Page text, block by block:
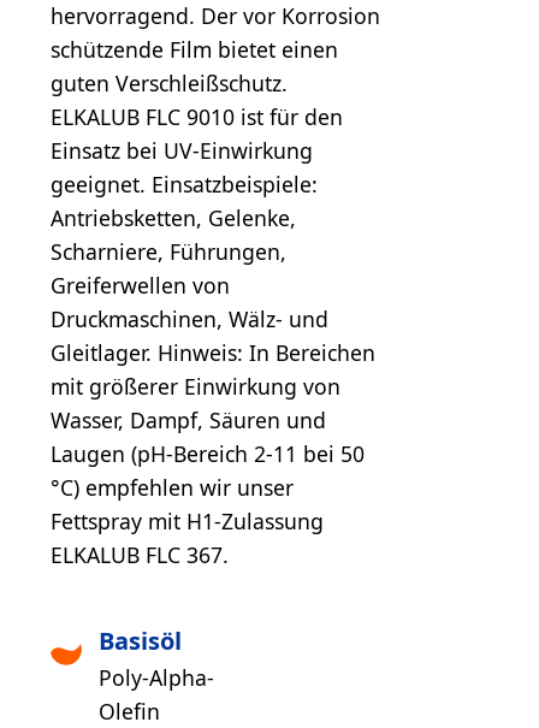
hervorragend. Der vor Korrosion
schützende Film bietet einen
guten Verschleißschutz.
ELKALUB FLC 9010 ist für den
Einsatz bei UV-Einwirkung
geeignet. Einsatzbeispiele:
Antriebsketten, Gelenke,
Scharniere, Führungen,
Greiferwellen von
Druckmaschinen, Wälz- und
Gleitlager. Hinweis: In Bereichen
mit größerer Einwirkung von
Wasser, Dampf, Säuren und
Laugen (pH-Bereich 2-11 bei 50
°C) empfehlen wir unser
Fettspray mit H1-Zulassung
ELKALUB FLC 367.
Basisöl
Poly-Alpha-
Olefin